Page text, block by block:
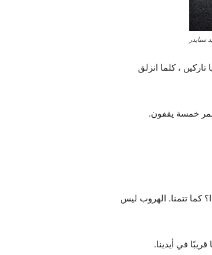
سبايدر
، كلما انزلق
خمسة يقفون.
كما تتمنا. الهروب ليس
في أيدينا.